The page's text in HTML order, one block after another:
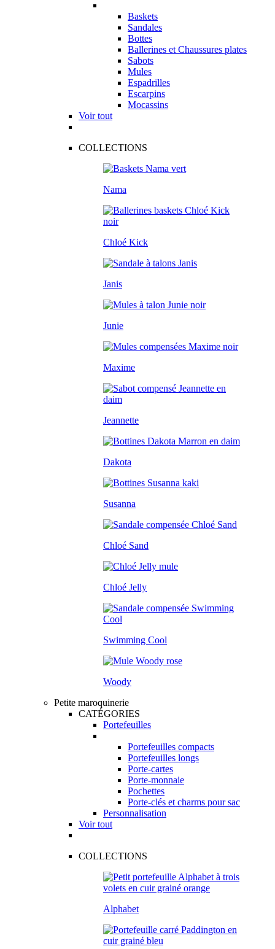
Baskets
Sandales
Bottes
Ballerines et Chaussures plates
Sabots
Mules
Espadrilles
Escarpins
Mocassins
Voir tout
COLLECTIONS
Nama
Chloé Kick
Janis
Junie
Maxime
Jeannette
Dakota
Susanna
Chloé Sand
Chloé Jelly
Swimming Cool
Woody
Petite maroquinerie
CATÉGORIES
Portefeuilles
Portefeuilles compacts
Portefeuilles longs
Porte-cartes
Porte-monnaie
Pochettes
Porte-clés et charms pour sac
Personnalisation
Voir tout
COLLECTIONS
Alphabet